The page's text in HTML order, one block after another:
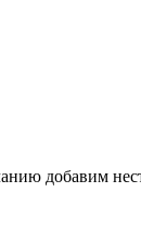
добавим